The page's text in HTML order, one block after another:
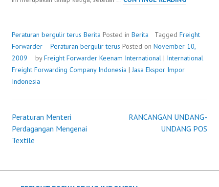
Peraturan bergulir terus Berita Posted in Berita Tagged Freight
Forwarder
Peraturan bergulir terus Posted on November 10,
2009
byFreight Forwarder Keenam International | International
Freight Forwarding Company Indonesia |Jasa Ekspor Impor
Indonesia
Post
navigation
Peraturan Menteri
Perdagangan Mengenai
Textile
RANCANGAN UNDANG-
UNDANG POS